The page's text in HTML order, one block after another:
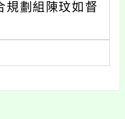
規劃組陳玟如督